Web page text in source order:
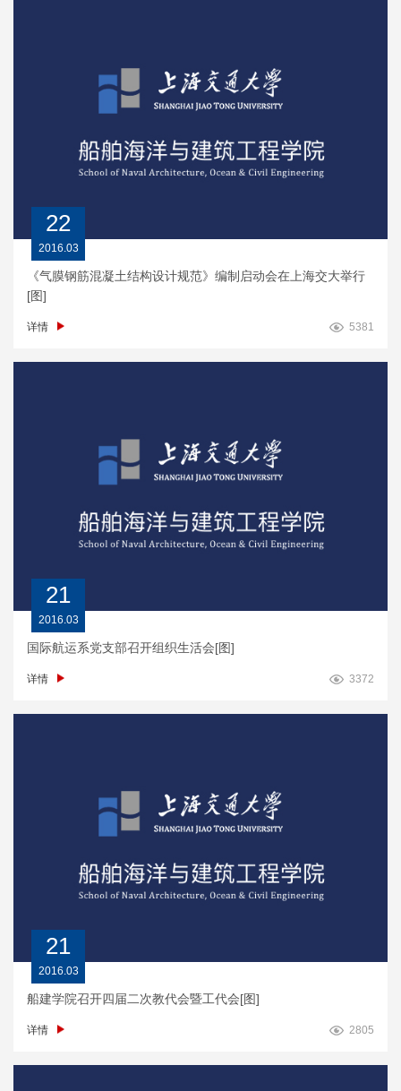
22
2016.03
《气膜钢筋混凝土结构设计规范》编制启动会在上海交大举行
[图]
详情 5381
21
2016.03
国际航运系党支部召开组织生活会[图]
详情 3372
21
2016.03
船建学院召开四届二次教代会暨工代会[图]
详情 2805